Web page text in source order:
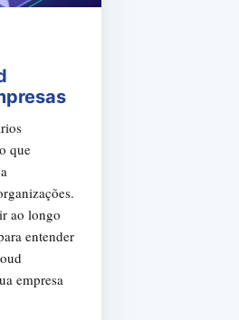
que
ao longo
entender
empresa